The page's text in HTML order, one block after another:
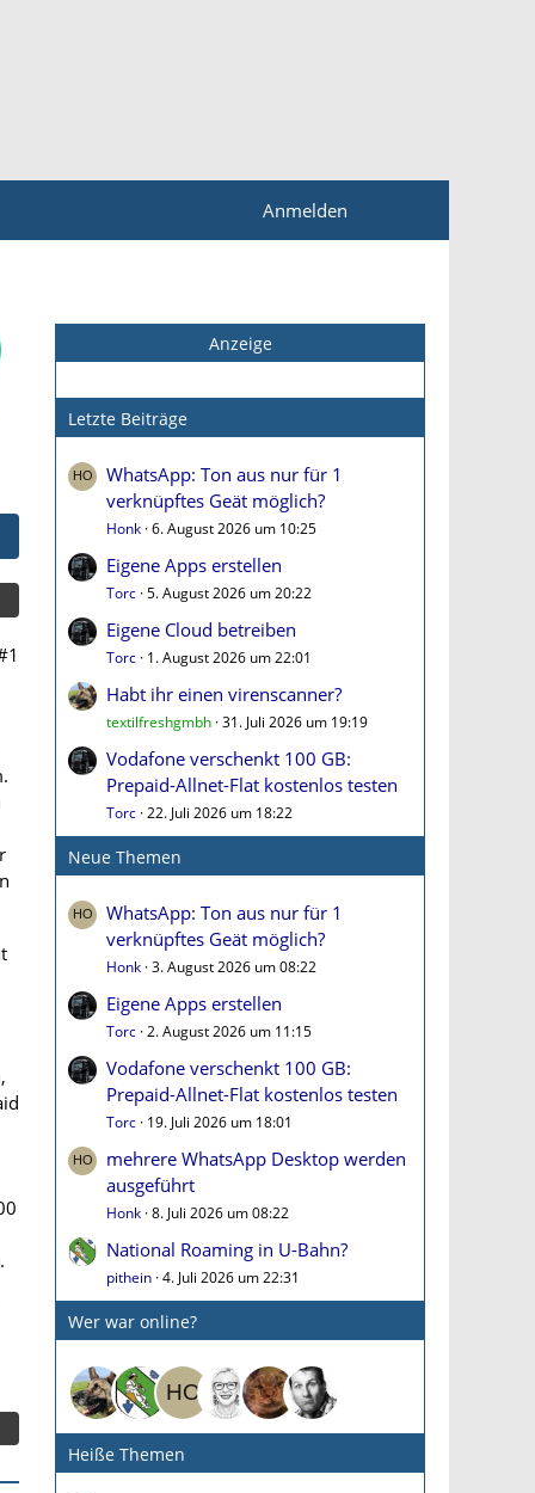
Anmelden
Anzeige
Letzte Beiträge
WhatsApp: Ton aus nur für 1
verknüpftes Geät möglich?
Honk 6. August 2026 um 10:25
Eigene Apps erstellen
Torc 5. August 2026 um 20:22
Eigene Cloud betreiben
Torc 1. August 2026 um 22:01
Habt ihr einen virenscanner?
textilfreshgmbh 31. Juli 2026 um 19:19
Vodafone verschenkt 100 GB:
Prepaid-Allnet-Flat kostenlos testen
Torc 22. Juli 2026 um 18:22
Neue Themen
WhatsApp: Ton aus nur für 1
verknüpftes Geät möglich?
Honk 3. August 2026 um 08:22
Eigene Apps erstellen
Torc 2. August 2026 um 11:15
Vodafone verschenkt 100 GB:
Prepaid-Allnet-Flat kostenlos testen
Torc 19. Juli 2026 um 18:01
mehrere WhatsApp Desktop werden
ausgeführt
Honk 8. Juli 2026 um 08:22
National Roaming in U-Bahn?
pithein 4. Juli 2026 um 22:31
Wer war online?
Heiße Themen